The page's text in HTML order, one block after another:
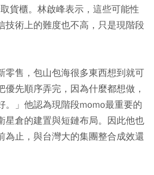
貨櫃。林啟峰表示，這些可能性
技術上的難度也不高，只是現階段
零售，包山包海很多東西想到就可
優先順序弄完，因為什麼都想做，
。」他認為現階段momo最重要的
星倉的建置與短鏈布局。因此他也
為止，與台灣大的集團整合成效還